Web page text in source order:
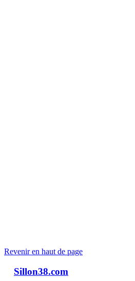
Revenir en haut de page
Sillon38.com